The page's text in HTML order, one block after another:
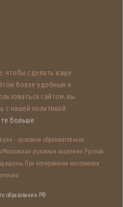
чтобы сделать ваше
более удобным и
сайтом, вы
с нашей политикой
больше.
- духовная образовательная
духовная академия Русской
При копировании материалов
образования РФ